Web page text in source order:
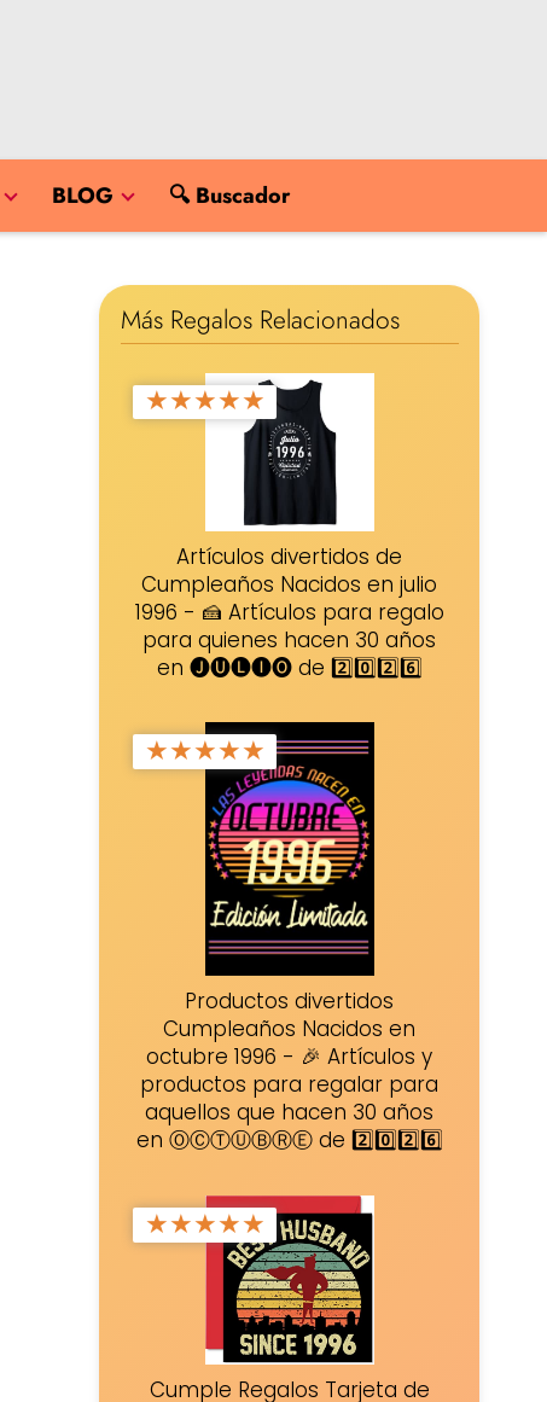
BLOG 🔍 Buscador
Más Regalos Relacionados
★★★★★
Artículos divertidos de
Cumpleaños Nacidos en julio
1996 - 🍰 Artículos para regalo
para quienes hacen 30 años
en 🅙🅤🅛🅘🅞 de 2️⃣0️⃣2️⃣6️⃣
★★★★★
Productos divertidos
Cumpleaños Nacidos en
octubre 1996 - 🎉 Artículos y
productos para regalar para
aquellos que hacen 30 años
en ⓄⒸⓉⓊⒷⓇⒺ de 2️⃣0️⃣2️⃣6️⃣
★★★★★
Cumple Regalos Tarjeta de